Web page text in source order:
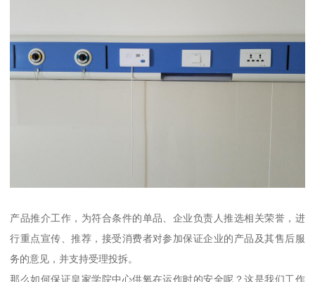
产品推介工作，为符合条件的单品、企业负责人推选相关荣誉，进
行重点宣传、推荐，接受消费者对参加保证企业的产品及其售后服
务的意见，并支持受理投拆。
那么如何保证皇家学院中心供氧在运作时的安全呢？这是我们工作